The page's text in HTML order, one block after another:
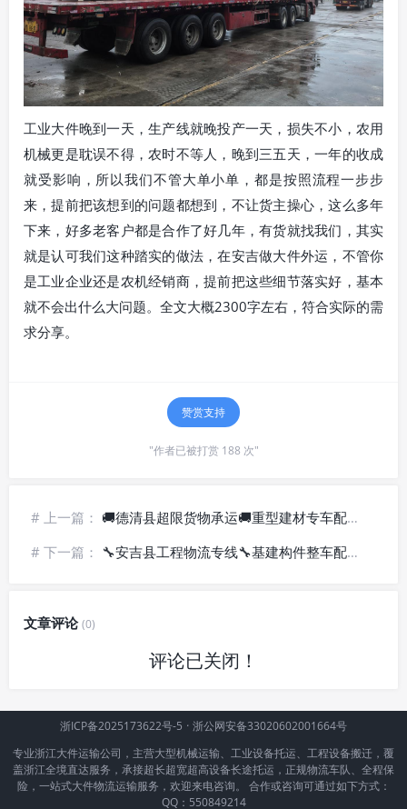
工业大件晚到一天，生产线就晚投产一天，损失不小，农用
机械更是耽误不得，农时不等人，晚到三五天，一年的收成
就受影响，所以我们不管大单小单，都是按照流程一步步
来，提前把该想到的问题都想到，不让货主操心，这么多年
下来，好多老客户都是合作了好几年，有货就找我们，其实
就是认可我们这种踏实的做法，在安吉做大件外运，不管你
是工业企业还是农机经销商，提前把这些细节落实好，基本
就不会出什么大问题。全文大概2300字左右，符合实际的需
求分享。
赞赏支持
"作者已被打赏 188 次"
# 上一篇： 🚚德清县超限货物承运🚚重型建材专车配送-准时落地
# 下一篇： 🔧安吉县工程物流专线🔧基建构件整车配送-全境覆盖
文章评论(0)
评论已关闭！
浙ICP备2025173622号-5 · 浙公网安备33020602001664号
专业浙江大件运输公司，主营大型机械运输、工业设备托运、工程设备搬迁，覆
盖浙江全境直达服务，承接超长超宽超高设备长途托运，正规物流车队、全程保
险，一站式大件物流运输服务，欢迎来电咨询。 合作或咨询可通过如下方式：
QQ：550849214